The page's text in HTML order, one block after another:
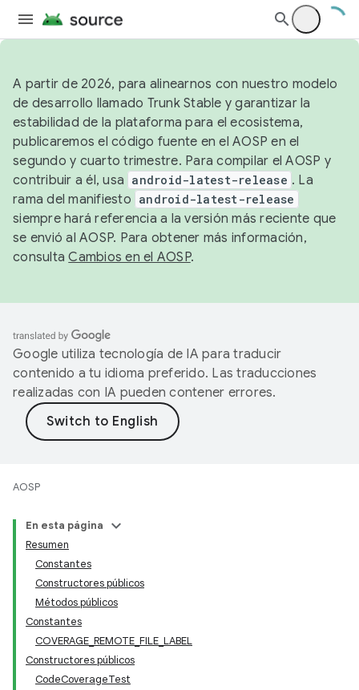
A partir de 2026, para alinearnos con nuestro modelo
de desarrollo llamado Trunk Stable y garantizar la
estabilidad de la plataforma para el ecosistema,
publicaremos el código fuente en el AOSP en el
segundo y cuarto trimestre. Para compilar el AOSP y
contribuir a él, usa android-latest-release . La
rama del manifiesto android-latest-release
siempre hará referencia a la versión más reciente que
se envió al AOSP. Para obtener más información,
consultaCambios en el AOSP.
Google utiliza tecnología de IA para traducir
contenido a tu idioma preferido. Las traducciones
realizadas con IA pueden contener errores.
AOSP
En esta página
Resumen
Constantes
Constructores públicos
Métodos públicos
Constantes
COVERAGE_REMOTE_FILE_LABEL
Constructores públicos
CodeCoverageTest